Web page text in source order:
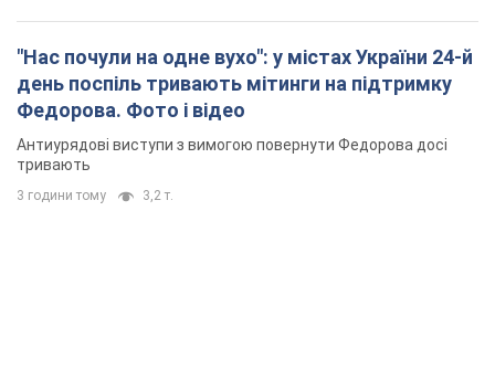
"Нас почули на одне вухо": у містах України 24-й
день поспіль тривають мітинги на підтримку
Федорова. Фото і відео
Антиурядові виступи з вимогою повернути Федорова досі
тривають
3 години тому 3,2 т.